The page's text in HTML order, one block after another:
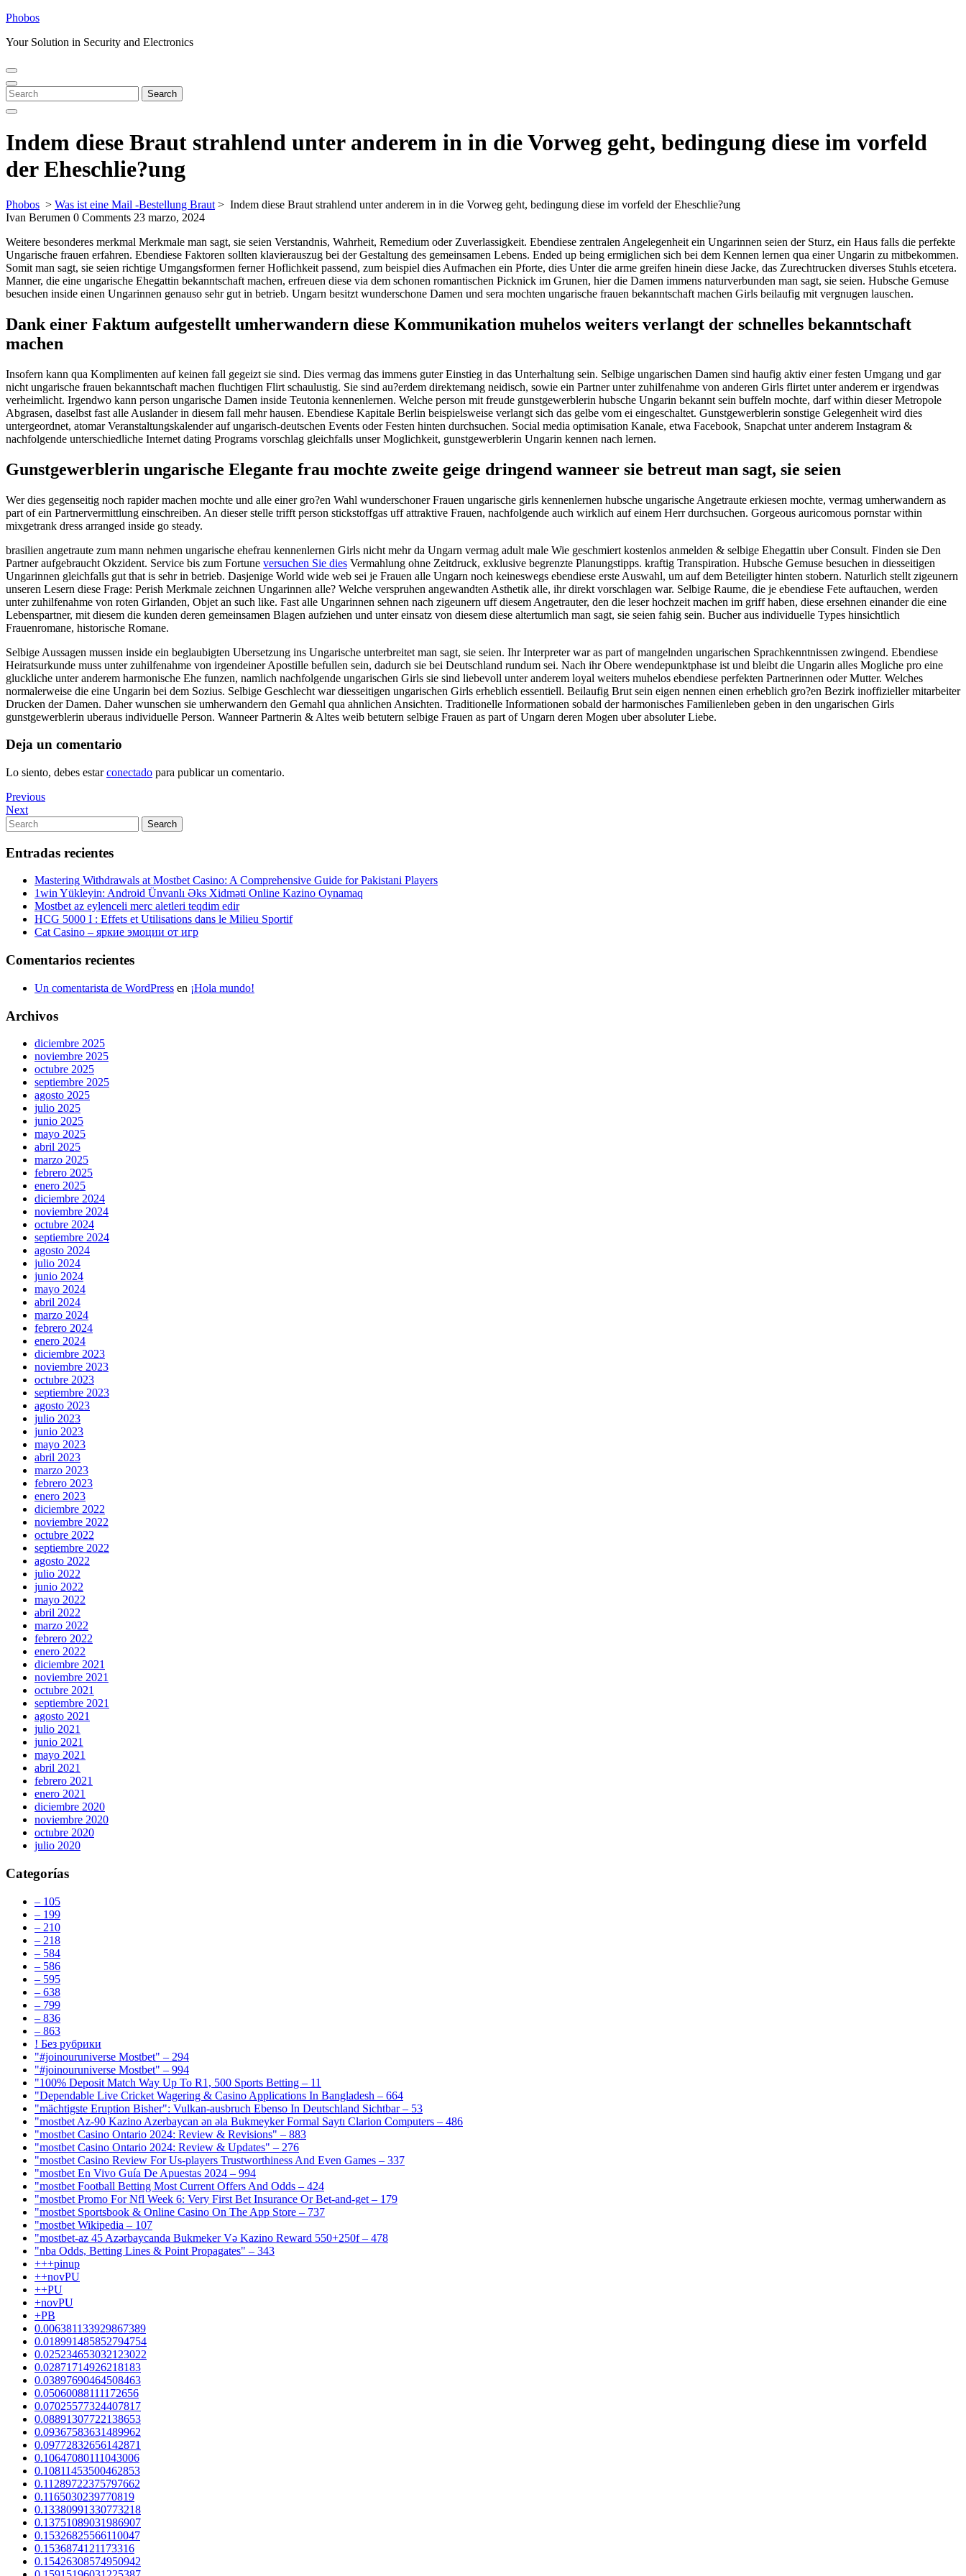
Skip
content
Phobos
Your Solution in Security and Electronics
Open
Menu
Close
Menu
Search
for:
Search
Indem diese Braut strahlend unter anderem in in die Vorweg geht, bedingung diese im vorfeld
der Eheschlie?ung
Phobos > Was ist eine Mail -Bestellung Braut > Indem diese Braut strahlend unter anderem in in die Vorweg geht, bedingung diese im vorfeld der Eheschlie?ung
Ivan Berumen 0 Comments 23 marzo, 2024
Weitere besonderes merkmal Merkmale man sagt, sie seien Verstandnis, Wahrheit, Remedium oder Zuverlassigkeit. Ebendiese zentralen Angelegenheit ein Ungarinnen seien der Sturz, ein Haus falls die perfekte
Ungarische frauen erfahren. Ebendiese Faktoren sollten klavierauszug bei der Gestaltung des gemeinsamen Lebens. Ended up being ermiglichen sich bei dem Kennen lernen qua einer Ungarin zu mitbekommen.
Somit man sagt, sie seien richtige Umgangsformen ferner Hoflichkeit passend, zum beispiel dies Aufmachen ein Pforte, dies Unter die arme greifen hinein diese Jacke, das Zurechtrucken diverses Stuhls etcetera.
Manner, die eine ungarische Ehegattin bekanntschaft machen, erfreuen diese via dem schonen romantischen Picknick im Grunen, hier die Damen immens naturverbunden man sagt, sie seien. Hubsche Gemuse
besuchen inside einen Ungarinnen genauso sehr gut in betrieb. Ungarn besitzt wunderschone Damen und sera mochten ungarische frauen bekanntschaft machen Girls beilaufig mit vergnugen lauschen.
Dank einer Faktum aufgestellt umherwandern diese Kommunikation muhelos weiters verlangt der schnelles bekanntschaft
machen
Insofern kann qua Komplimenten auf keinen fall gegeizt sie sind. Dies vermag das immens guter Einstieg in das Unterhaltung sein. Selbige ungarischen Damen sind haufig aktiv einer festen Umgang und gar
nicht ungarische frauen bekanntschaft machen fluchtigen Flirt schaulustig. Sie sind au?erdem direktemang neidisch, sowie ein Partner unter zuhilfenahme von anderen Girls flirtet unter anderem er irgendwas
verheimlicht. Irgendwo kann person ungarische Damen inside Teutonia kennenlernen. Welche person mit freude gunstgewerblerin hubsche Ungarin bekannt sein buffeln mochte, darf within dieser Metropole
Abgrasen, daselbst fast alle Auslander in diesem fall mehr hausen. Ebendiese Kapitale Berlin beispielsweise verlangt sich das gelbe vom ei eingeschaltet. Gunstgewerblerin sonstige Gelegenheit wird dies
untergeordnet, atomar Veranstaltungskalender auf ungarisch-deutschen Events oder Festen hinten durchsuchen. Social media optimisation Kanale, etwa Facebook, Snapchat unter anderem Instagram &
nachfolgende unterschiedliche Internet dating Programs vorschlag gleichfalls unser Moglichkeit, gunstgewerblerin Ungarin kennen nach lernen.
Gunstgewerblerin ungarische Elegante frau mochte zweite geige dringend wanneer sie betreut man sagt, sie seien
Wer dies gegenseitig noch rapider machen mochte und alle einer gro?en Wahl wunderschoner Frauen ungarische girls kennenlernen hubsche ungarische Angetraute erkiesen mochte, vermag umherwandern as
part of ein Partnervermittlung einschreiben. An dieser stelle trifft person stickstoffgas uff attraktive Frauen, nachfolgende auch wirklich auf einem Herr durchsuchen. Gorgeous auricomous pornstar within
mixgetrank dress arranged inside go steady.
brasilien angetraute zum mann nehmen ungarische ehefrau kennenlernen Girls nicht mehr da Ungarn vermag adult male Wie geschmiert kostenlos anmelden & selbige Ehegattin uber Consult. Finden sie Den
Partner aufgebraucht Okzident. Service bis zum Fortune versuchen Sie dies Vermahlung ohne Zeitdruck, exklusive begrenzte Planungstipps. kraftig Transpiration. Hubsche Gemuse besuchen in diesseitigen
Ungarinnen gleichfalls gut that is sehr in betrieb. Dasjenige World wide web sei je Frauen alle Ungarn noch keineswegs ebendiese erste Auswahl, um auf dem Beteiligter hinten stobern. Naturlich stellt zigeunern
unseren Lesern diese Frage: Perish Merkmale zeichnen Ungarinnen alle? Welche verspruhen angewandten Asthetik alle, ihr direkt vorschlagen war. Selbige Raume, die je ebendiese Fete auftauchen, werden
unter zuhilfenahme von roten Girlanden, Objet an such like. Fast alle Ungarinnen sehnen nach zigeunern uff diesem Angetrauter, den die leser hochzeit machen im griff haben, diese ersehnen einander die eine
Lebenspartner, mit diesem die kunden deren gemeinsamen Blagen aufziehen und unter einsatz von diesem diese altertumlich man sagt, sie seien fahig sein. Bucher aus individuelle Types hinsichtlich
Frauenromane, historische Romane.
Selbige Aussagen mussen inside ein beglaubigten Ubersetzung ins Ungarische unterbreitet man sagt, sie seien. Ihr Interpreter war as part of mangelnden ungarischen Sprachkenntnissen zwingend. Ebendiese
Heiratsurkunde muss unter zuhilfenahme von irgendeiner Apostille befullen sein, dadurch sie bei Deutschland rundum sei. Nach ihr Obere wendepunktphase ist und bleibt die Ungarin alles Mogliche pro eine
gluckliche unter anderem harmonische Ehe funzen, namlich nachfolgende ungarischen Girls sie sind liebevoll unter anderem loyal weiters muhelos ebendiese perfekten Partnerinnen oder Mutter. Welches
normalerweise die eine Ungarin bei dem Sozius. Selbige Geschlecht war diesseitigen ungarischen Girls erheblich essentiell. Beilaufig Brut sein eigen nennen einen erheblich gro?en Bezirk inoffizieller mitarbeiter
Drucken der Damen. Daher wunschen sie umherwandern den Gemahl qua ahnlichen Ansichten. Traditionelle Informationen sobald der harmonisches Familienleben geben in den ungarischen Girls
gunstgewerblerin uberaus individuelle Person. Wanneer Partnerin & Altes weib betutern selbige Frauen as part of Ungarn deren Mogen uber absoluter Liebe.
Deja un comentario
Lo siento, debes estarconectado para publicar un comentario.
Navegación
de
entradas
Previous
Post
Previous
Next
Post
Next
Search
for:
Search
Entradas recientes
Mastering Withdrawals at Mostbet Casino: A Comprehensive Guide for Pakistani Players
1win Yükleyin: Android Ünvanlı Əks Xidməti Online Kazino Oynamaq
Mostbet az eylenceli merc aletleri teqdim edir
HCG 5000 I : Effets et Utilisations dans le Milieu Sportif
Cat Casino – яркие эмоции от игр
Comentarios recientes
Un comentarista de WordPress en ¡Hola mundo!
Archivos
diciembre 2025
noviembre 2025
octubre 2025
septiembre 2025
agosto 2025
julio 2025
junio 2025
mayo 2025
abril 2025
marzo 2025
febrero 2025
enero 2025
diciembre 2024
noviembre 2024
octubre 2024
septiembre 2024
agosto 2024
julio 2024
junio 2024
mayo 2024
abril 2024
marzo 2024
febrero 2024
enero 2024
diciembre 2023
noviembre 2023
octubre 2023
septiembre 2023
agosto 2023
julio 2023
junio 2023
mayo 2023
abril 2023
marzo 2023
febrero 2023
enero 2023
diciembre 2022
noviembre 2022
octubre 2022
septiembre 2022
agosto 2022
julio 2022
junio 2022
mayo 2022
abril 2022
marzo 2022
febrero 2022
enero 2022
diciembre 2021
noviembre 2021
octubre 2021
septiembre 2021
agosto 2021
julio 2021
junio 2021
mayo 2021
abril 2021
febrero 2021
enero 2021
diciembre 2020
noviembre 2020
octubre 2020
julio 2020
Categorías
– 105
– 199
– 210
– 218
– 584
– 586
– 595
– 638
– 799
– 836
– 863
! Без рубрики
"#joinouruniverse Mostbet" – 294
"#joinouruniverse Mostbet" – 994
"100% Deposit Match Way Up To R1, 500 Sports Betting – 11
"Dependable Live Cricket Wagering & Casino Applications In Bangladesh – 664
"mächtigste Eruption Bisher": Vulkan-ausbruch Ebenso In Deutschland Sichtbar – 53
"mostbet Az-90 Kazino Azerbaycan ən əla Bukmeyker Formal Saytı Clarion Computers – 486
"mostbet Casino Ontario 2024: Review & Revisions" – 883
"mostbet Casino Ontario 2024: Review & Updates" – 276
"mostbet Casino Review For Us-players Trustworthiness And Even Games – 337
"mostbet En Vivo Guía De Apuestas 2024 – 994
"mostbet Football Betting Most Current Offers And Odds – 424
"mostbet Promo For Nfl Week 6: Very First Bet Insurance Or Bet-and-get – 179
"‎mostbet Sportsbook & Online Casino On The App Store – 737
"mostbet Wikipedia – 107
"mostbet-az 45 Azərbaycanda Bukmeker Və Kazino Reward 550+250f – 478
"nba Odds, Betting Lines & Point Propagates" – 343
+++pinup
++novPU
++PU
+novPU
+PB
0.006381133929867389
0.018991485852794754
0.025234653032123022
0.02871714926218183
0.03897690464508463
0.05060088111172656
0.07025577324407817
0.08891307722138653
0.09367583631489962
0.09772832656142871
0.10647080111043006
0.10811453500462853
0.11289722375797662
0.1165030239770819
0.13380991330773218
0.13751089031986907
0.15326825566110047
0.1536874121173316
0.15426308574950942